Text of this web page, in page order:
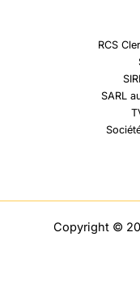
RCS
SARL
Copyright ©